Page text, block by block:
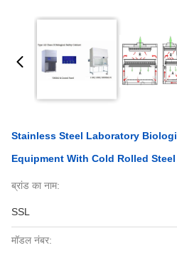
Stainless Steel Laboratory
Equipment With Cold Rolled
ब्रांड का नाम:
SSL
मॉडल नंबर: